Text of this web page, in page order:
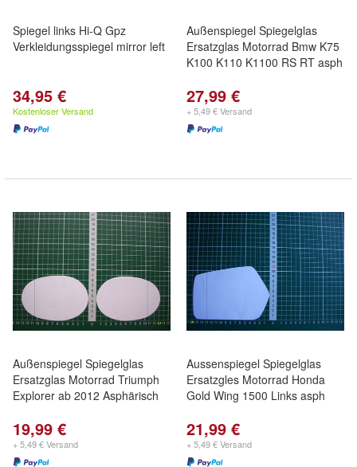
Spiegel links Hi-Q Gpz
Verkleidungsspiegel mirror left
34,95 €
Kostenloser Versand
Außenspiegel Spiegelglas
Ersatzglas Motorrad Bmw K75
K100 K110 K1100 RS RT asph
27,99 €
+ 5,49 € Versand
Außenspiegel Spiegelglas
Ersatzglas Motorrad Triumph
Explorer ab 2012 Asphärisch
19,99 €
+ 5,49 € Versand
Aussenspiegel Spiegelglas
Ersatzgles Motorrad Honda
Gold Wing 1500 Links asph
21,99 €
+ 5,49 € Versand